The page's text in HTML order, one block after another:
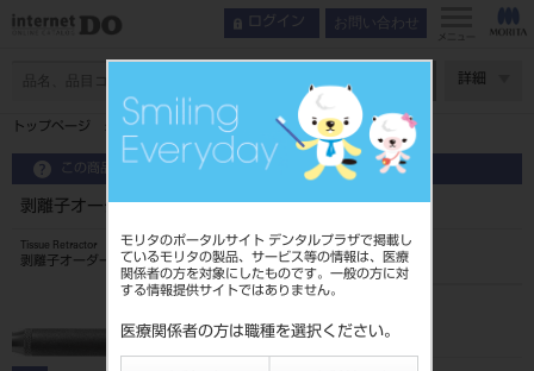
モリタのポータルサイト デンタルプラザで掲載し
ているモリタの製品、サービス等の情報は、医療
関係者の方を対象にしたものです。一般の方に対
する情報提供サイトではありません。
医療関係者の方は職種を選択ください。
ログイン お問い合わせ
メニュー
詳細
トップページ 剥離子オーダーシステム 丸柄 Short
この商品に関するお問い合わせ
剥離子オーダーシステム 丸柄 Short
Tissue Retractor
剥離子オーダーシステム
201510148